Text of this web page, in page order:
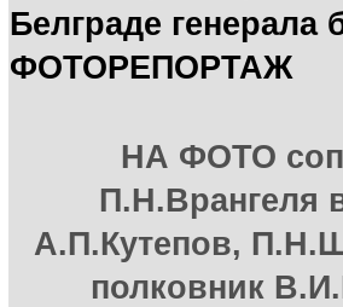
Белграде генерала
ФОТОРЕПОРТАЖ
НА ФОТО
П.Н.Врангеля
А.П.Кутепов,
полковник